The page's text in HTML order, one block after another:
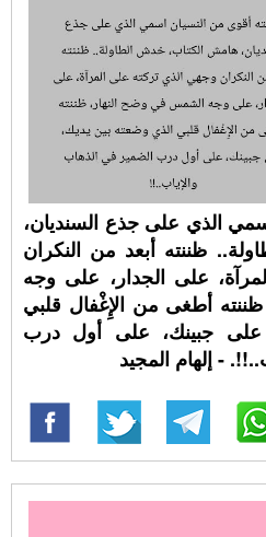
الذي على جذع السنديان،
ظننته أبعد من النكران
على الجدار، على وجه
أطغى من الإِغْفال قلبي
على جبينك، على أول درب
- إلهام المجيد